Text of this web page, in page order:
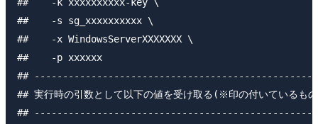
##    -s sg_xxxxxxxxxx \
##    -x WindowsServerXXXXXXX \
##    -p xxxxxx
##
## 実行時の引数として以下の値を受け取る(※印の付いているも
##